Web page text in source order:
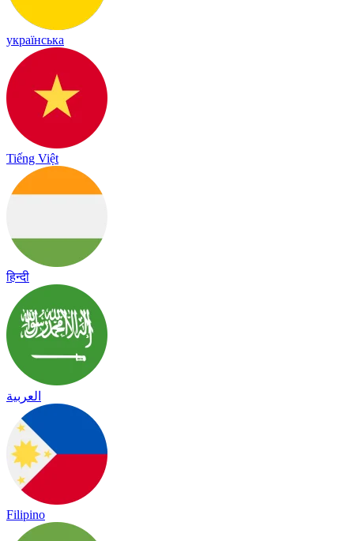
українська
Tiếng Việt
हिन्दी
العربية
Filipino